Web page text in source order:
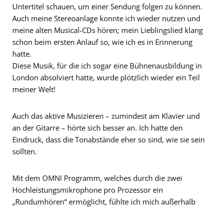
Untertitel schauen, um einer Sendung folgen zu können.
Auch meine Stereoanlage konnte ich wieder nutzen und
meine alten Musical-CDs hören; mein Lieblingslied klang
schon beim ersten Anlauf so, wie ich es in Erinnerung
hatte.
Diese Musik, für die ich sogar eine Bühnenausbildung in
London absolviert hatte, wurde plötzlich wieder ein Teil
meiner Welt!
Auch das aktive Musizieren – zumindest am Klavier und
an der Gitarre – hörte sich besser an. Ich hatte den
Eindruck, dass die Tonabstände eher so sind, wie sie sein
sollten.
Mit dem OMNI Programm, welches durch die zwei
Hochleistungsmikrophone pro Prozessor ein
„Rundumhören“ ermöglicht, fühlte ich mich außerhalb